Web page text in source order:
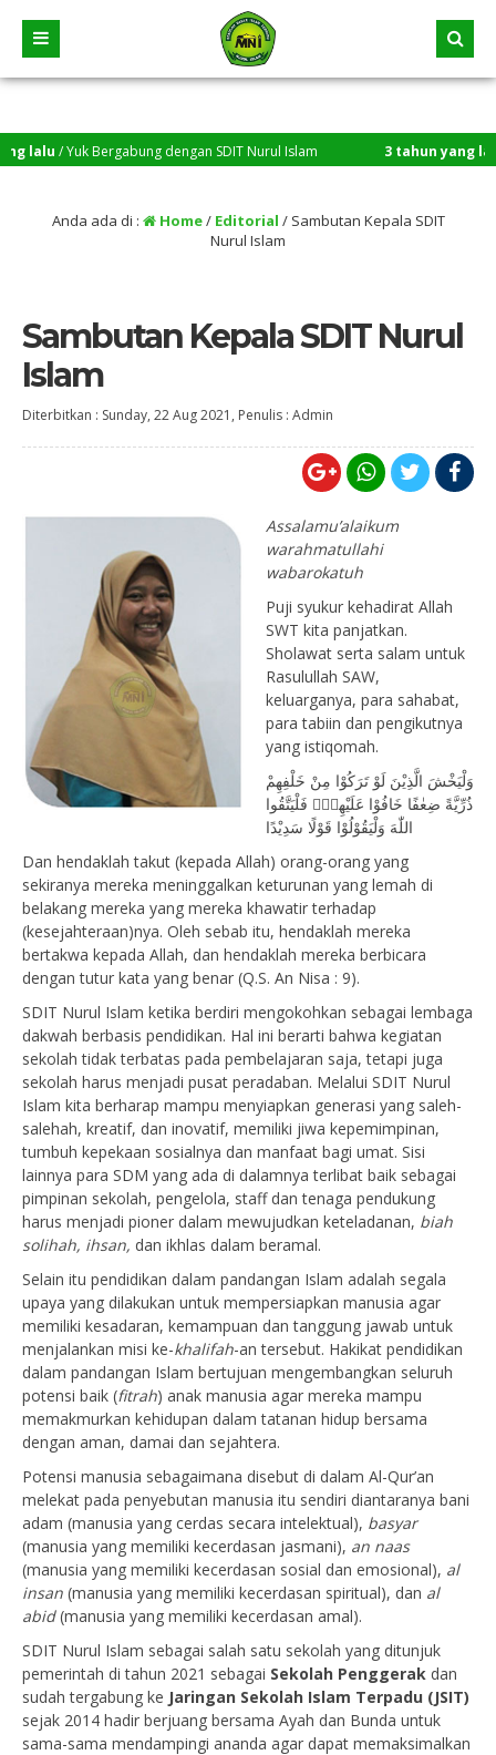
/ Yuk Bergabung dengan SDIT Nurul Islam 3 tahun yang lalu/
Anda ada di : Home/ Editorial / Sambutan Kepala SDIT
Nurul Islam
Sambutan Kepala SDIT Nurul
Islam
Diterbitkan : Sunday, 22 Aug 2021 , Penulis : Admin
Assalamu’alaikum
warahmatullahi
wabarokatuh
Puji syukur kehadirat Allah
SWT kita panjatkan.
Sholawat serta salam untuk
Rasulullah SAW,
keluarganya, para sahabat,
para tabiin dan pengikutnya
yang istiqomah.
وَلْيَخْشَ الَّذِيْنَ لَوْ تَرَكُوْا مِنْ خَلْفِهِمْ
ذُرِّيَّةً ضِعٰفًا خَافُوْا عَلَيْهِمْۖ فَلْيَتَّقُوا
اللّٰهَ وَلْيَقُوْلُوْا قَوْلًا سَدِيْدًا
Dan hendaklah takut (kepada Allah) orang-orang yang
sekiranya mereka meninggalkan keturunan yang lemah di
belakang mereka yang mereka khawatir terhadap
(kesejahteraan)nya. Oleh sebab itu, hendaklah mereka
bertakwa kepada Allah, dan hendaklah mereka berbicara
dengan tutur kata yang benar (Q.S. An Nisa : 9).
SDIT Nurul Islam ketika berdiri mengokohkan sebagai lembaga
dakwah berbasis pendidikan. Hal ini berarti bahwa kegiatan
sekolah tidak terbatas pada pembelajaran saja, tetapi juga
sekolah harus menjadi pusat peradaban. Melalui SDIT Nurul
Islam kita berharap mampu menyiapkan generasi yang saleh-
salehah, kreatif, dan inovatif, memiliki jiwa kepemimpinan,
tumbuh kepekaan sosialnya dan manfaat bagi umat. Sisi
lainnya para SDM yang ada di dalamnya terlibat baik sebagai
pimpinan sekolah, pengelola, staff dan tenaga pendukung
harus menjadi pioner dalam mewujudkan keteladanan, biah
solihah, ihsan, dan ikhlas dalam beramal.
Selain itu pendidikan dalam pandangan Islam adalah segala
upaya yang dilakukan untuk mempersiapkan manusia agar
memiliki kesadaran, kemampuan dan tanggung jawab untuk
menjalankan misi ke-khalifah­-an tersebut. Hakikat pendidikan
dalam pandangan Islam bertujuan mengembangkan seluruh
potensi baik (fitrah) anak manusia agar mereka mampu
memakmurkan kehidupan dalam tatanan hidup bersama
dengan aman, damai dan sejahtera.
Potensi manusia sebagaimana disebut di dalam Al-Qur’an
melekat pada penyebutan manusia itu sendiri diantaranya bani
adam (manusia yang cerdas secara intelektual), basyar
(manusia yang memiliki kecerdasan jasmani), an naas
(manusia yang memiliki kecerdasan sosial dan emosional), al
insan (manusia yang memiliki kecerdasan spiritual), dan al
abid(manusia yang memiliki kecerdasan amal).
SDIT Nurul Islam sebagai salah satu sekolah yang ditunjuk
pemerintah di tahun 2021 sebagai Sekolah Penggerak dan
sudah tergabung ke Jaringan Sekolah Islam Terpadu (JSIT)
sejak 2014 hadir berjuang bersama Ayah dan Bunda untuk
sama-sama mendampingi ananda agar dapat memaksimalkan